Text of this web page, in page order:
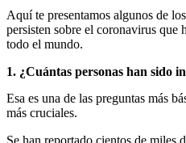
Aquí te presentamos algunos de
persisten sobre el coronavirus que
todo el mundo.
1. ¿Cuántas personas han sido
Esa es una de las preguntas más
más cruciales.
Se han reportado cientos de miles